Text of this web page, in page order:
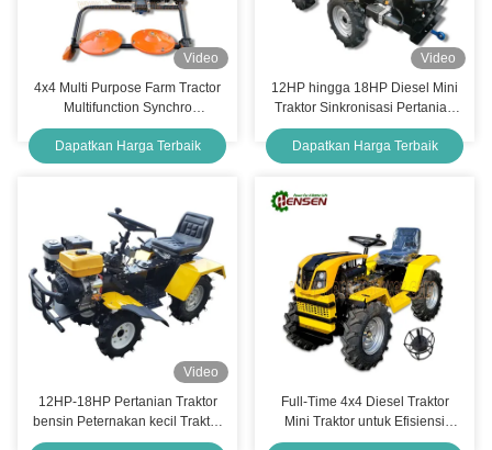
Video
4x4 Multi Purpose Farm Tractor
Multifunction Synchro
Transmission Tractor
Dapatkan Harga Terbaik
Video
12HP hingga 18HP Diesel Mini
Traktor Sinkronisasi Pertanian
Multi Fungsi
Dapatkan Harga Terbaik
Video
12HP-18HP Pertanian Traktor
bensin Peternakan kecil Traktor
4 tak
Full-Time 4x4 Diesel Traktor
Mini Traktor untuk Efisiensi
Kerja Tinggi